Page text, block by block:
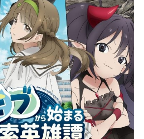
2019年10月6日（日）〜2019年12月
22日（日）TOKYOMXほか話数全12
話キャスト音之宮朔：梶原岳人神樂
蒼介：浦田わたる往田詩：保住有哉
光司陽太：保志総一朗鑑香水月：野
島健児葛野大路颯馬：置鮎龍太郎五
月女燎：坪井智浩東本桂士：杉山紀
彰丸目千熊：木村昴円城寺三毛：小
野友樹秋月甲斐：江口拓也臼杵鷲
帆：竹内良太小田原牧：速水奨長野
影虎：堀川りょうスタッフ原作：EXI
TTUNESキャラクター原案：めか監
督：ヤマサキオサム音響監督：長崎